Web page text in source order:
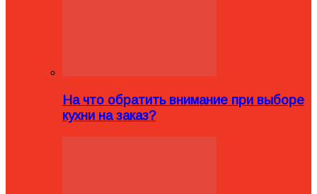
На что обратить внимание при выборе
кухни на заказ?